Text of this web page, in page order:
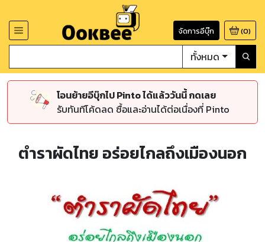
จัดการอีบุ๊ก (0)
ทั้งหมด
โอนย้ายอีบุ๊กไป Pinto ได้แล้ววันนี้ กดเลย
รับทันทีโค้ดลด ซื้อและอ่านได้ต่อเนื่องที่ Pinto
ตำราผัดไทย อร่อยไกลถึงเมืองนอก